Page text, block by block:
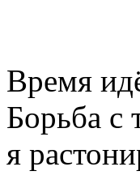
Время
Борьба с
я